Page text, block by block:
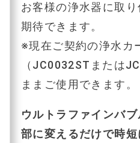
お客様の浄水器に取
期待できます。
※現在ご契約の浄水カ
（JC0032STまたは​
ままご使用できます。​
ウルトラファインバ
部に変えるだけで時短